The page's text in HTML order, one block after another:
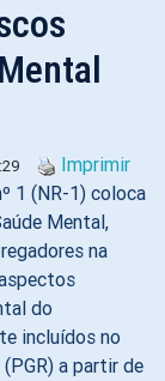
Imprimir
1 (NR-1) coloca
Mental,
na
do
incluídos no
a partir de